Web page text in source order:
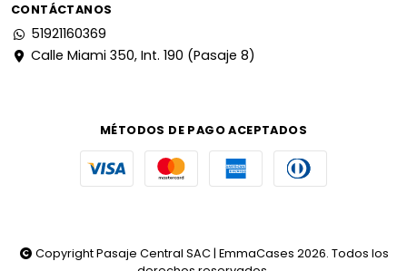
CONTÁCTANOS
51921160369
Calle Miami 350, Int. 190 (Pasaje 8)
MÉTODOS DE PAGO ACEPTADOS
Copyright Pasaje Central SAC | EmmaCases 2026. Todos los